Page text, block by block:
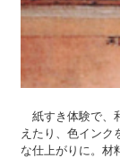
紙すき体験で、
えたり、色インク
な仕上がりに。材